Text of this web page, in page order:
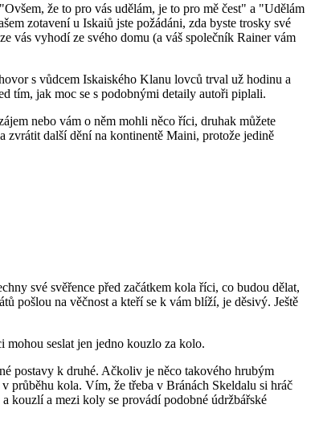
že to pro vás udělám, je to pro mě čest" a "Udělám
zotavení u Iskaiů jste požádáni, zda byste trosky své
vás vyhodí ze svého domu (a váš společník Rainer vám
s vůdcem Iskaiského Klanu lovců trval už hodinu a
tím, jak moc se s podobnými detaily autoři piplali.
nebo vám o něm mohli něco říci, druhak můžete
zvrátit další dění na kontinentě Maini, protože jedině
své svěřence před začátkem kola říci, co budou dělat,
pošlou na věčnost a kteří se k vám blíží, je děsivý. Ještě
seslat jen jedno kouzlo za kolo.
postavy k druhé. Ačkoliv je něco takového hrubým
průběhu kola. Vím, že třeba v Bránách Skeldalu si hráč
kouzlí a mezi koly se provádí podobné údržbářské